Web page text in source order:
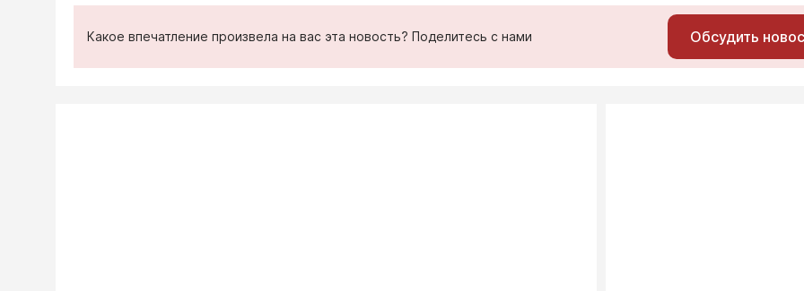
Какое впечатление произвела на вас эта новость? Поделитесь с нами Обсудить